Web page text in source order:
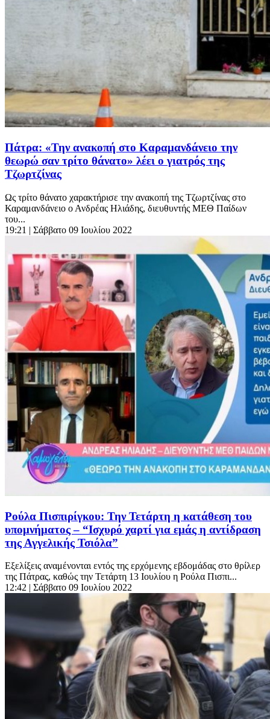
Πάτρα: «Την ανακοπή στο Καραμανδάνειο την
θεωρώ σαν τρίτο θάνατο» λέει ο γιατρός της
Τζωρτζίνας
Ως τρίτο θάνατο χαρακτήρισε την ανακοπή της Τζωρτζίνας στο
Καραμανδάνειο ο Ανδρέας Ηλιάδης, διευθυντής ΜΕΘ Παίδων
του...
19:21 | Σάββατο 09 Ιουλίου 2022
Ρούλα Πισπιρίγκου: Την Τετάρτη η κατάθεση του
υπομνήματος – “Ισχυρό χαρτί για εμάς η αντίδραση
της Αγγελικής Τσιόλα”
Εξελίξεις αναμένονται εντός της ερχόμενης εβδομάδας στο θρίλερ
της Πάτρας, καθώς την Τετάρτη 13 Ιουλίου η Ρούλα Πισπι...
12:42 | Σάββατο 09 Ιουλίου 2022